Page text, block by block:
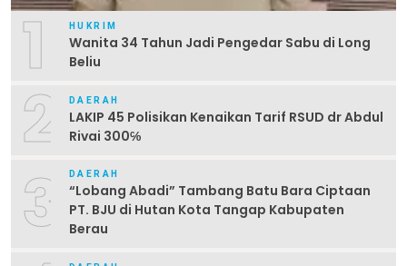
1 HUKRIM
Wanita 34 Tahun Jadi Pengedar Sabu di Long
Beliu
2 DAERAH
LAKIP 45 Polisikan Kenaikan Tarif RSUD dr Abdul
Rivai 300℅
3 DAERAH
“Lobang Abadi” Tambang Batu Bara Ciptaan
PT. BJU di Hutan Kota Tangap Kabupaten
Berau